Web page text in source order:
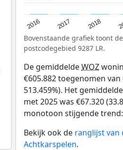
2016 2017 2018
Bovenstaande grafiek toont
postcodegebied 9287 LR.
De gemiddeldeWOZ
€605.882 toegenomen
513.459%). Het
met 2025 was €67.320
monotoon stijgende
Bekijk ook de ranglijst van
Achtkarspelen.